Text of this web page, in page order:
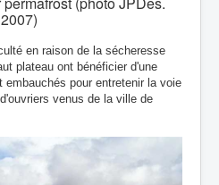
2007)
en raison de la sécheresse
plateau ont bénéficier d'une
pour entretenir la voie
venus de la ville de